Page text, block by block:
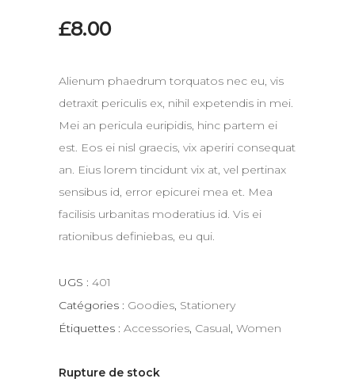
£8.00
Alienum phaedrum torquatos nec eu, vis
detraxit periculis ex, nihil expetendis in mei.
Mei an pericula euripidis, hinc partem ei
est. Eos ei nisl graecis, vix aperiri consequat
an. Eius lorem tincidunt vix at, vel pertinax
sensibus id, error epicurei mea et. Mea
facilisis urbanitas moderatius id. Vis ei
rationibus definiebas, eu qui.
UGS : 401
Catégories : Goodies, Stationery
Étiquettes : Accessories, Casual, Women
Rupture de stock